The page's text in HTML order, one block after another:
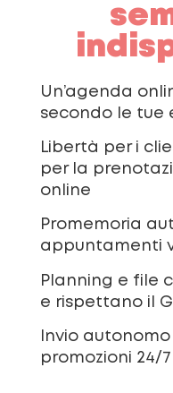
Un’agenda
secondo le tue
Libertà per i
per la
online
Promemoria
appuntamenti
Planning e file
e rispettano il
Invio
promozioni 24/7